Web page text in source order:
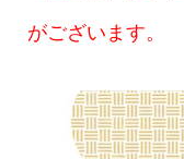
がございます。